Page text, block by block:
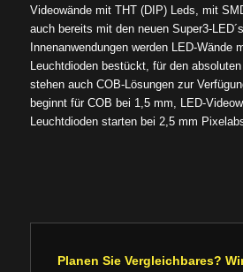
Videowände mit THT (DIP) Leds, mit
auch bereits mit den neuen Super3-
Innenanwendungen werden LED-Wände
Leuchtdioden bestückt, für den
stehen auch COB-Lösungen zur
beginnt für COB bei 1,5 mm, LED-
Leuchtdioden starten bei 2,5 mm
Planen Sie Vergleichbares?